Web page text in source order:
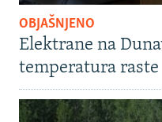
OBJAŠNJENO
Elektrane na
temperatura raste